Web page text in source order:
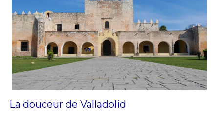
La douceur de Valladolid